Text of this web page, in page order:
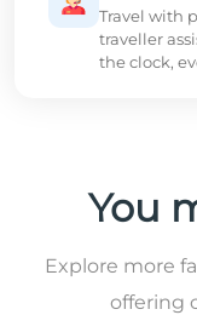
Travel with
traveller
the clock,
You
Explore more
offering